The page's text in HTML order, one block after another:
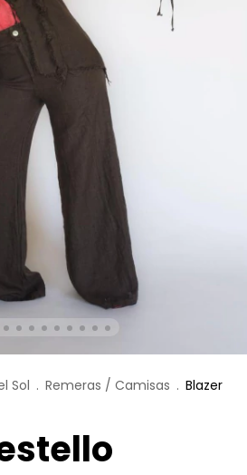
Sol . Remeras / Camisas . Blazer